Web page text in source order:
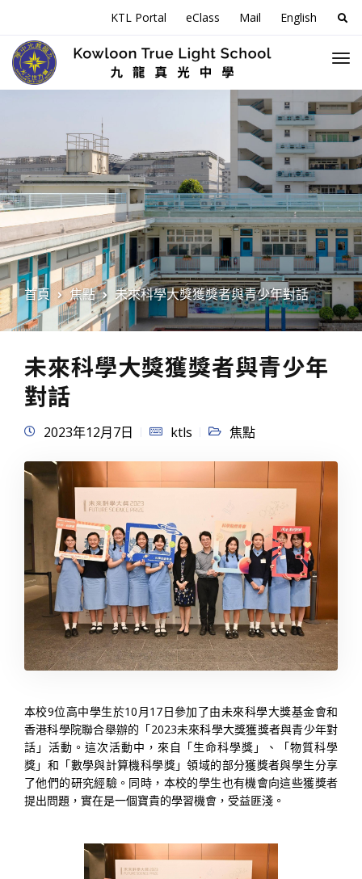
KTL Portal eClass Mail English
搜
尋
關
於
首頁 焦點 未來科學大獎獲獎者與青少年對話
未來科學大獎獲獎者與青少年
對話
2023年12月7日 ktls 焦點
本校9位高中學生於10月17日參加了由未來科學大獎基金會和
香港科學院聯合舉辦的「2023未來科學大獎獲獎者與青少年對
話」活動。這次活動中，來自「生命科學獎」、「物質科學
獎」和「數學與計算機科學獎」領域的部分獲獎者與學生分享
了他們的研究經驗。同時，本校的學生也有機會向這些獲獎者
提出問題，實在是一個寶貴的學習機會，受益匪淺。